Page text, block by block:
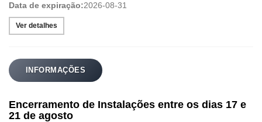
Data de expiração:2026-08-31
Ver detalhes
INFORMAÇÕES
Encerramento de Instalações entre os dias 17 e
21 de agosto